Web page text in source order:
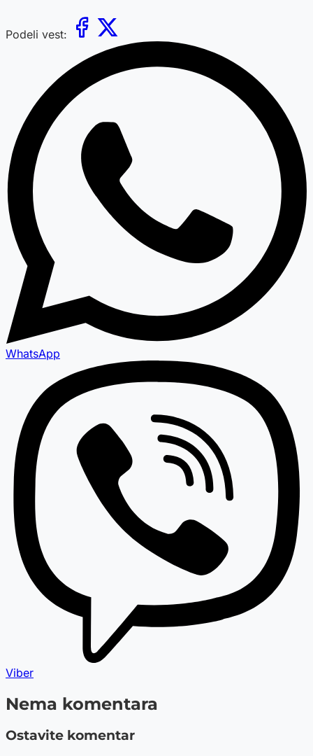
Podeli vest:
WhatsApp
Viber
Nema komentara
Ostavite komentar